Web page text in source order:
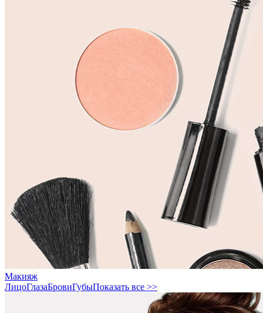
Макияж
ЛицоГлазаБровиГубыПоказать все >>